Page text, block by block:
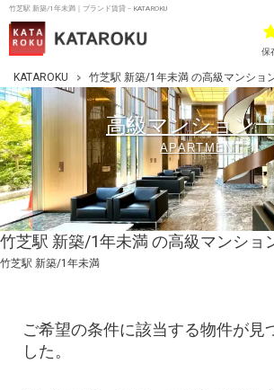
竹芝駅 新築/1年未満｜ブランド賃貸－KATAROKU
保
KATAROKU 竹芝駅 新築/1年未満 の高級マンショ
高級マンション
APARTMENT
竹芝駅 新築/1年未満 の高級マンショ
竹芝駅 新築/1年未満
ご希望の条件に該当する物件が見
した。